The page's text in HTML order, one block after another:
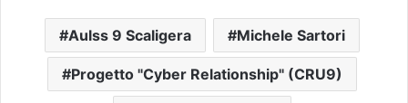
Aulss 9 Scaligera Michele Sartori
Progetto "Cyber Relationship" (CRU9)